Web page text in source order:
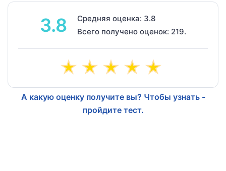
3.8
Средняя оценка: 3.8
Всего получено оценок: 219.
А какую оценку получите вы? Чтобы узнать -
пройдите тест.